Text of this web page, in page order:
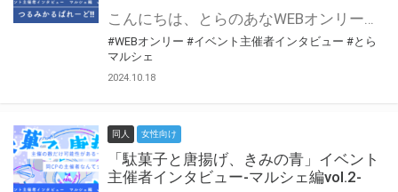
こんにちは、とらのあなWEBオンリー運営スタッフです。 新たにお届けする、イベント主催者インタビュー-マルシェ編-は、 とらのあなWEBオンリー「マルシェ」をご利用した主催様に 「マルシェ」を使って開催した感想や心がけをお聞きする企画です。 今回は、WEBオンリー初開催「つるみかるぱれーど
#WEBオンリー #イベント主催者インタビュー #とら
マルシェ
2024.10.18
同人 女性向け
「駄菓子と唐揚げ、きみの青」イベント
主催者インタビュー-マルシェ編vol.2-